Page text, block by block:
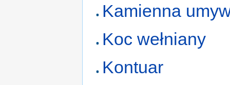
Kamienna
Koc wełniany
Kontuar